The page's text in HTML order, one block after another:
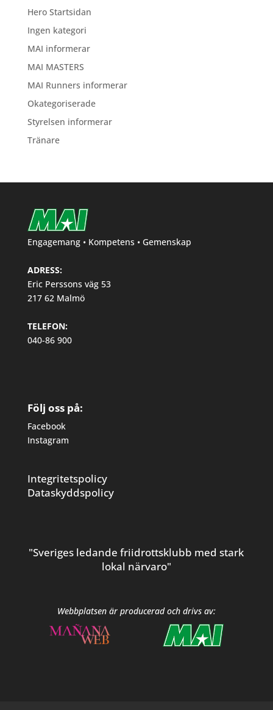
Hero Startsidan
Ingen kategori
MAI informerar
MAI MASTERS
MAI Runners informerar
Okategoriserade
Styrelsen informerar
Tränare
Engagemang • Kompetens • Gemenskap
ADRESS:
Eric Perssons väg 53
217 62 Malmö
TELEFON:
040-86 900
Följ oss på:
Facebook
Instagram
Integritetspolicy
Dataskyddspolicy
"Sveriges ledande friidrottsklubb med stark
lokal närvaro"
Webbplatsen är producerad och drivs av: